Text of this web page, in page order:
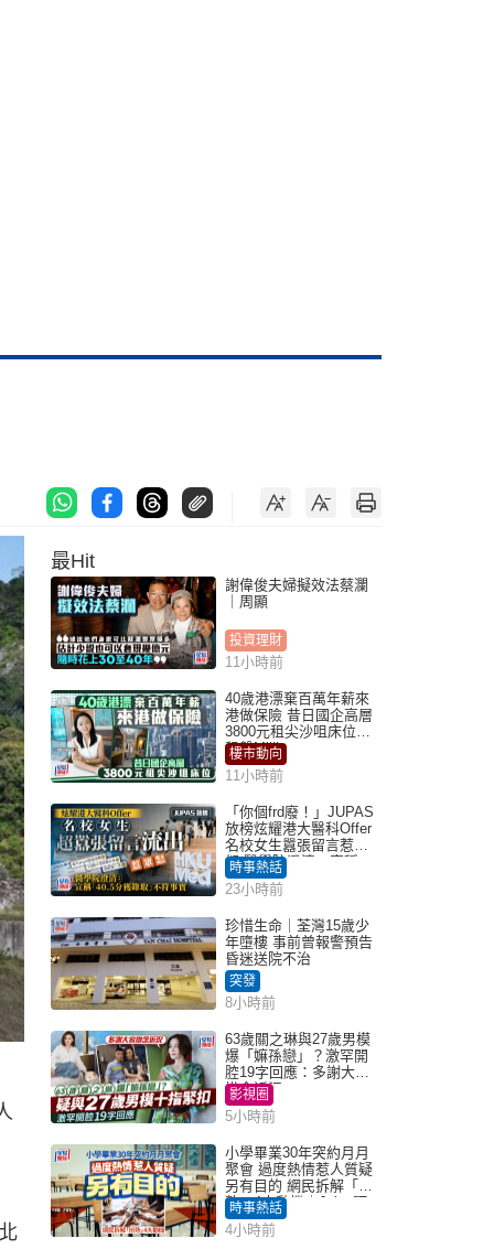
最Hit
謝偉俊夫婦擬效法蔡瀾
｜周顯
投資理財
11小時前
40歲港漂棄百萬年薪來
港做保險 昔日國企高層
3800元租尖沙咀床位｜
租盤Million
樓市動向
11小時前
「你個frd廢！」JUPAS
放榜炫耀港大醫科Offer
名校女生囂張留言惹眾
怒 醫學院澄清：宣稱
「40.5分獲錄取」不符事
實｜Juicy叮
時事熱話
23小時前
珍惜生命｜荃灣15歲少
年墮樓 事前曾報警預告
昏迷送院不治
突發
8小時前
63歲關之琳與27歲男模
爆「嫲孫戀」？激罕開
腔19字回應：多謝大家
掛念近況
影視圈
5小時前
小學畢業30年突約月月
聚會 過度熱情惹人質疑
另有目的 網民拆解「扮
熟」4大動機｜Juicy叮
時事熱話
4小時前